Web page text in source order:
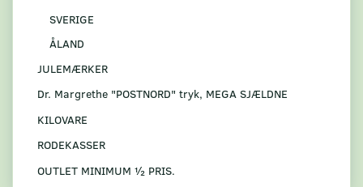
SVERIGE
ÅLAND
JULEMÆRKER
Dr. Margrethe "POSTNORD" tryk, MEGA SJÆLDNE
KILOVARE
RODEKASSER
OUTLET MINIMUM ½ PRIS.